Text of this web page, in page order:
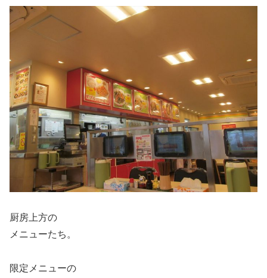
厨房上方の
メニューたち。
限定メニューの